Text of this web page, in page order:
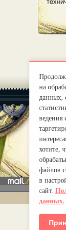
О нас
на
данных,
ведения
хотите,
файлов
в
сайт.
данных.